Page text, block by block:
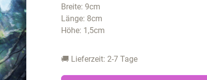
Breite: 9cm
Länge: 8cm
Höhe: 1,5cm
🚚 Lieferzeit: 2-7 Tage